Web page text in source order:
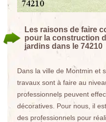
Les raisons de faire
pour la construction
jardins dans le 74210
Dans la ville de Montmin et
travaux sont à faire au
professionnels peuvent
décoratives. Pour nous, il
des professionnels pour